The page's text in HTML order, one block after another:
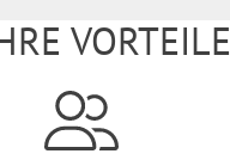
VORTEILE